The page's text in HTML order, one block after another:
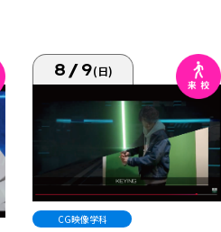
8/9(日)
CG映像学科